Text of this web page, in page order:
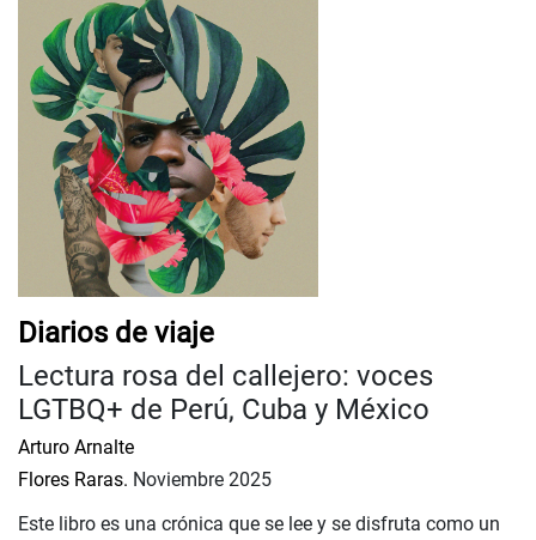
Diarios de viaje
Lectura rosa del callejero: voces
LGTBQ+ de Perú, Cuba y México
Arturo Arnalte
Flores Raras. Noviembre 2025
Este libro es una crónica que se lee y se disfruta como un